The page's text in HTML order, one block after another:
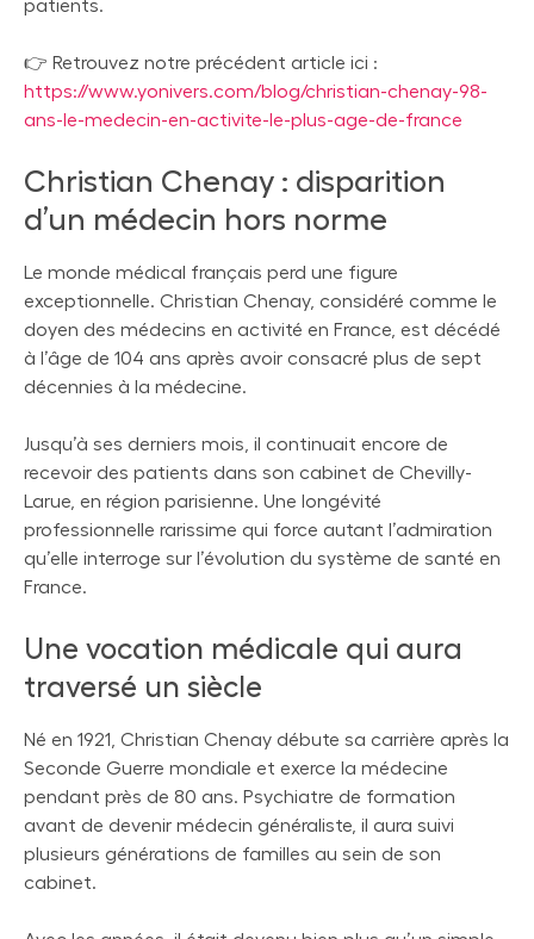
patients.
👉 Retrouvez notre précédent article ici :
https://www.yonivers.com/blog/christian-chenay-98-
ans-le-medecin-en-activite-le-plus-age-de-france
Christian Chenay : disparition
d’un médecin hors norme
Le monde médical français perd une figure
exceptionnelle. Christian Chenay, considéré comme le
doyen des médecins en activité en France, est décédé
à l’âge de 104 ans après avoir consacré plus de sept
décennies à la médecine.
Jusqu’à ses derniers mois, il continuait encore de
recevoir des patients dans son cabinet de Chevilly-
Larue, en région parisienne. Une longévité
professionnelle rarissime qui force autant l’admiration
qu’elle interroge sur l’évolution du système de santé en
France.
Une vocation médicale qui aura
traversé un siècle
Né en 1921, Christian Chenay débute sa carrière après la
Seconde Guerre mondiale et exerce la médecine
pendant près de 80 ans. Psychiatre de formation
avant de devenir médecin généraliste, il aura suivi
plusieurs générations de familles au sein de son
cabinet.